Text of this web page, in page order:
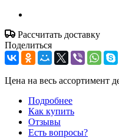
Рассчитать доставку
Поделиться
Цена на весь ассортимент
Подробнее
Как купить
Отзывы
Есть вопросы?